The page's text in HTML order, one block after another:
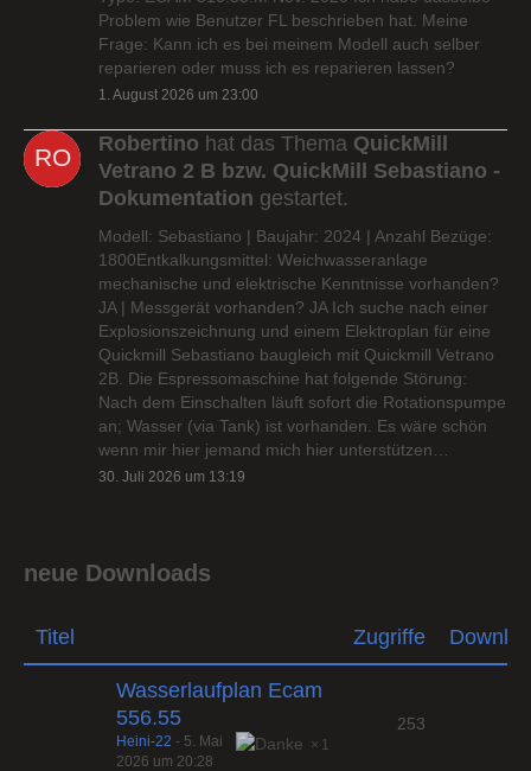
Problem wie Benutzer FL beschrieben hat. Meine
Frage: Kann ich es bei meinem Modell auch selber
reparieren oder muss ich es reparieren lassen?
1. August 2026 um 23:00
Robertino hat das Thema QuickMill
Vetrano 2 B bzw. QuickMill Sebastiano -
Dokumentation gestartet.
Modell: Sebastiano | Baujahr: 2024 | Anzahl Bezüge:
1800Entkalkungsmittel: Weichwasseranlage
mechanische und elektrische Kenntnisse vorhanden?
JA | Messgerät vorhanden? JA Ich suche nach einer
Explosionszeichnung und einem Elektroplan für eine
Quickmill Sebastiano baugleich mit Quickmill Vetrano
2B. Die Espressomaschine hat folgende Störung:
Nach dem Einschalten läuft sofort die Rotationspumpe
an; Wasser (via Tank) ist vorhanden. Es wäre schön
wenn mir hier jemand mich hier unterstützen…
30. Juli 2026 um 13:19
neue Downloads
Titel Zugriffe
Wasserlaufplan Ecam
556.55
1
Heini-22 - 5. Mai
2026 um 20:28
253